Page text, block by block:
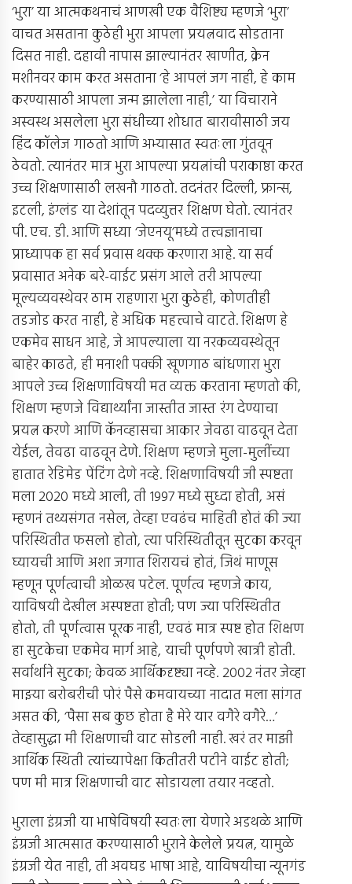
‘भुरा’ या आत्मकथनाचं आणखी एक वैशिष्ट्य म्हणजे ‘भुरा’
वाचत असताना कुठेही भुरा आपला प्रयत्नवाद सोडताना
दिसत नाही. दहावी नापास झाल्यानंतर खाणीत, क्रेन
मशीनवर काम करत असताना ‘हे आपलं जग नाही, हे काम
करण्यासाठी आपला जन्म झालेला नाही,’ या विचाराने
अस्वस्थ असलेला भुरा संधीच्या शोधात बारावीसाठी जय
हिंद कॉलेज गाठतो आणि अभ्यासात स्वतःला गुंतवून
ठेवतो. त्यानंतर मात्र भुरा आपल्या प्रयत्नांची पराकाष्ठा करत
उच्च शिक्षणासाठी लखनौ गाठतो. तदनंतर दिल्ली, फ्रान्स,
इटली, इंग्लंड या देशांतून पदव्युत्तर शिक्षण घेतो. त्यानंतर
पी. एच. डी. आणि सध्या ‘जेएनयू’मध्ये तत्त्वज्ञानाचा
प्राध्यापक हा सर्व प्रवास थक्क करणारा आहे. या सर्व
प्रवासात अनेक बरे-वाईट प्रसंग आले तरी आपल्या
मूल्यव्यवस्थेवर ठाम राहणारा भुरा कुठेही, कोणतीही
तडजोड करत नाही, हे अधिक महत्त्वाचे वाटते. शिक्षण हे
एकमेव साधन आहे, जे आपल्याला या नरकव्यवस्थेतून
बाहेर काढते, ही मनाशी पक्की खूणगाठ बांधणारा भुरा
आपले उच्च शिक्षणाविषयी मत व्यक्त करताना म्हणतो की,
शिक्षण म्हणजे विद्यार्थ्यांना जास्तीत जास्त रंग देण्याचा
प्रयत्न करणे आणि कॅनव्हासचा आकार जेवढा वाढवून देता
येईल, तेवढा वाढवून देणे. शिक्षण म्हणजे मुला-मुलींच्या
हातात रेडिमेड पेंटिंग देणे नव्हे. शिक्षणाविषयी जी स्पष्टता
मला 2020 मध्ये आली, ती 1997 मध्ये सुध्दा होती, असं
म्हणनं तथ्यसंगत नसेल, तेव्हा एवढंच माहिती होतं की ज्या
परिस्थितीत फसलो होतो, त्या परिस्थितीतून सुटका करवून
घ्यायची आणि अशा जगात शिरायचं होतं, जिथं माणूस
म्हणून पूर्णत्वाची ओळख पटेल. पूर्णत्व म्हणजे काय,
याविषयी देखील अस्पष्टता होती; पण ज्या परिस्थितीत
होतो, ती पूर्णत्वास पूरक नाही, एवढं मात्र स्पष्ट होत शिक्षण
हा सुटकेचा एकमेव मार्ग आहे, याची पूर्णपणे खात्री होती.
सर्वार्थाने सुटका; केवळ आर्थिकदृष्ट्या नव्हे. 2002 नंतर जेव्हा
माझ्या बरोबरीची पोरं पैसे कमवायच्या नादात मला सांगत
असत की, ‘पैसा सब कुछ होता है मेरे यार वगैरे वगैरे…’
तेव्हासुद्धा मी शिक्षणाची वाट सोडली नाही. खरं तर माझी
आर्थिक स्थिती त्यांच्यापेक्षा कितीतरी पटीने वाईट होती;
पण मी मात्र शिक्षणाची वाट सोडायला तयार नव्हतो.
भुराला इंग्रजी या भाषेविषयी स्वतःला येणारे अडथळे आणि
इंग्रजी आत्मसात करण्यासाठी भुराने केलेले प्रयत्न, यामुळे
इंग्रजी येत नाही, ती अवघड भाषा आहे, याविषयीचा न्यूनगंड